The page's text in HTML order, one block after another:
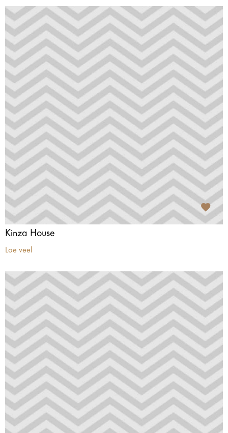
Kinza House
Loe veel